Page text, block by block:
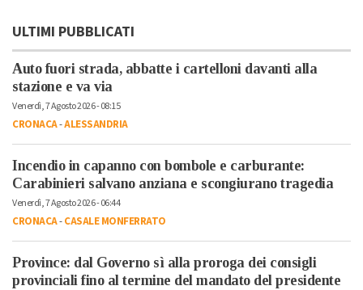
ULTIMI PUBBLICATI
Auto fuori strada, abbatte i cartelloni davanti alla
stazione e va via
Venerdì, 7 Agosto 2026 - 08:15
CRONACA-ALESSANDRIA
Incendio in capanno con bombole e carburante:
Carabinieri salvano anziana e scongiurano tragedia
Venerdì, 7 Agosto 2026 - 06:44
CRONACA-CASALE MONFERRATO
Province: dal Governo sì alla proroga dei consigli
provinciali fino al termine del mandato del presidente